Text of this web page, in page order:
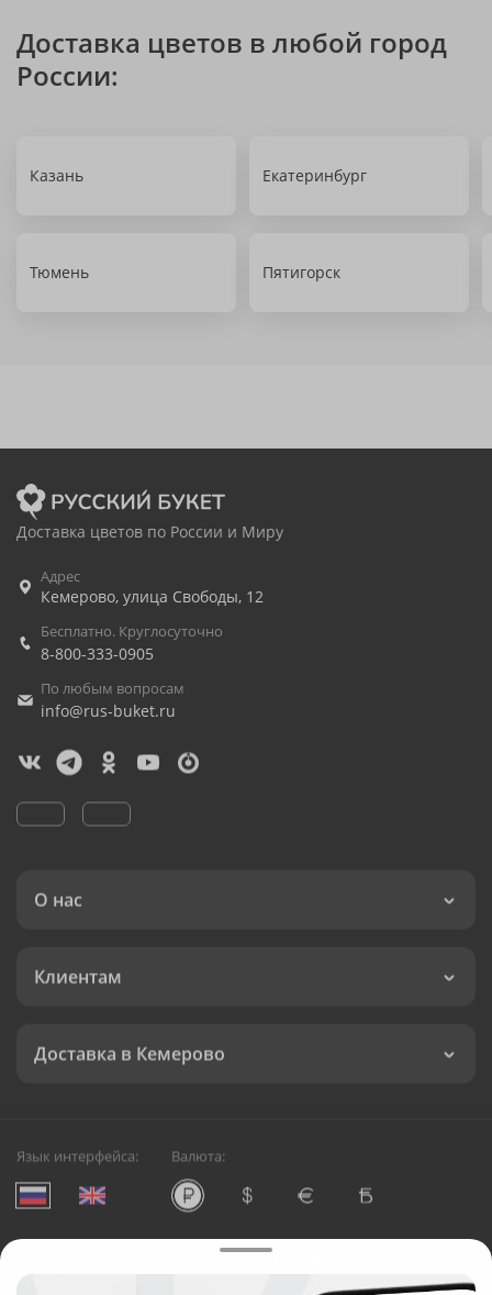
Доставка цветов в любой город
России:
Казань Екатеринбург
Тюмень Пятигорск
Доставка цветов по России и Миру
Адрес
Кемерово, улица Свободы, 12
Бесплатно. Круглосуточно
8-800-333-0905
По любым вопросам
info@rus-buket.ru
О нас
Клиентам
Доставка в Кемерово
Язык интерфейса: Валюта:
Служба круглосуточной доставки цветов в Кемерово
Русский Букет, 2026